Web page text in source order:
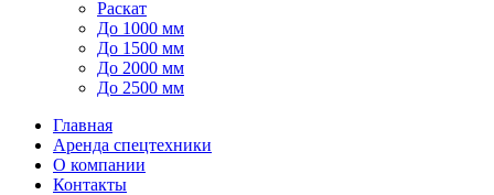
Раскат
До 1000 мм
До 1500 мм
До 2000 мм
До 2500 мм
Главная
Аренда спецтехники
О компании
Контакты